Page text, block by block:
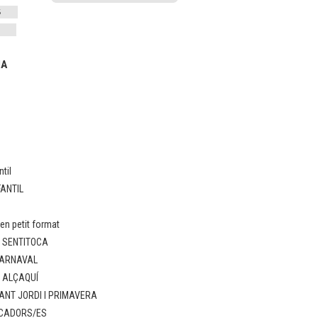
petit format
JORDI I PRIMAVERA
ES